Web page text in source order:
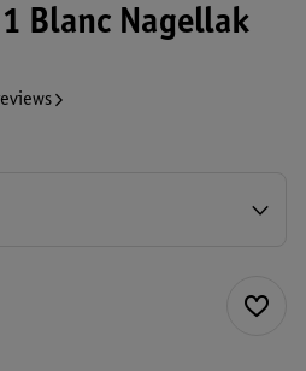
Blanc Nagellak